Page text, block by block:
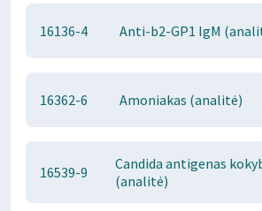
16136-4 Anti-b2-GP1 IgM
16362-6 Amoniakas (analitė)
16539-9
Candida antigenas
(analitė)